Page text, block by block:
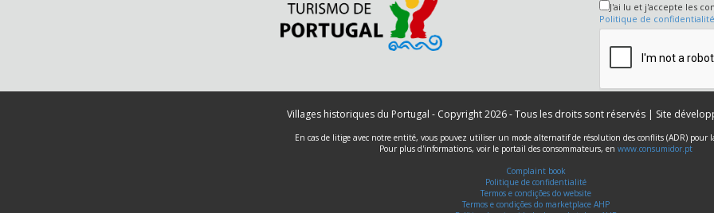
J'ai lu et j'accepte les
Politique de confidentialité
Villages historiques du Portugal - Copyright 2026 - Tous les droits sont réservés | Site
En cas de litige avec notre entité, vous pouvez utiliser un mode alternatif de résolution des conflits (ADR) pour
Pour plus d'informations, voir le portail des consommateurs, en www.consumidor.pt
Complaint book
Politique de confidentialité
Termos e condições do website
Termos e condições do marketplace AHP